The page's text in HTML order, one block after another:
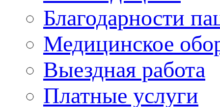
Благодарности
Медицинское
Выездная работа
Платные услуги